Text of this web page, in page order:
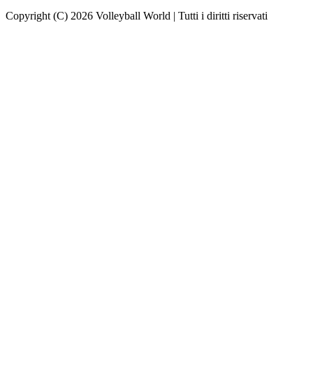
Copyright (C) 2026 Volleyball World | Tutti i diritti riservati